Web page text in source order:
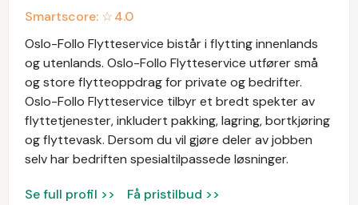
Smartscore: ☆4.0
Oslo-Follo Flytteservice bistår i flytting innenlands
og utenlands. Oslo-Follo Flytteservice utfører små
og store flytteoppdrag for private og bedrifter.
Oslo-Follo Flytteservice tilbyr et bredt spekter av
flyttetjenester, inkludert pakking, lagring, bortkjøring
og flyttevask. Dersom du vil gjøre deler av jobben
selv har bedriften spesialtilpassede løsninger.
Se full profil >> Få pristilbud >>